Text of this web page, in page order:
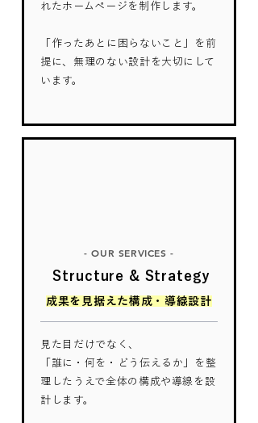
れたホームページを制作します。
「作ったあとに困らないこと」を前
提に、無理のない設計を大切にして
います。
- OUR SERVICES -
Structure & Strategy
成果を見据えた構成・導線設計
見た目だけでなく、
「誰に・何を・どう伝えるか」を整
理したうえで全体の構成や導線を設
計します。